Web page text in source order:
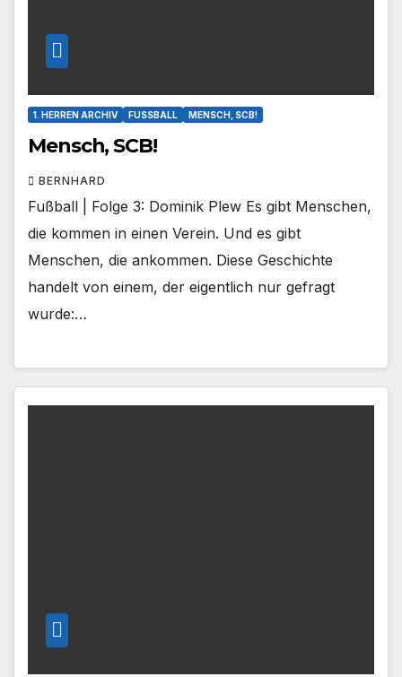
1. HERREN ARCHIV FUSSBALL MENSCH, SCB!
Mensch, SCB!
BERNHARD
Fußball | Folge 3: Dominik Plew Es gibt Menschen,
die kommen in einen Verein. Und es gibt
Menschen, die ankommen. Diese Geschichte
handelt von einem, der eigentlich nur gefragt
wurde:…